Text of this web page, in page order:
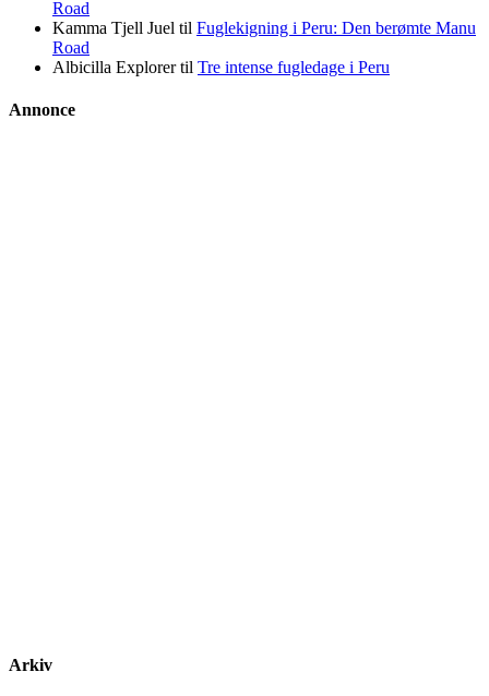
Road
Kamma Tjell Juel til Fuglekigning i Peru: Den berømte Manu
Road
Albicilla Explorertil Tre intense fugledage i Peru
Annonce
Arkiv